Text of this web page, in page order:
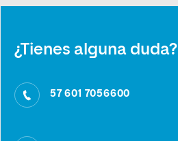
¿Tienes alguna duda?
57 601 7056600